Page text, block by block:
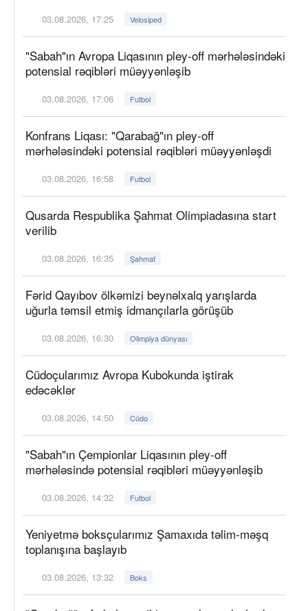
03.08.2026, 17:25 Velosiped
"Sabah"ın Avropa Liqasının pley-off mərhələsindəki
potensial rəqibləri müəyyənləşib
03.08.2026, 17:06 Futbol
Konfrans Liqası: "Qarabağ"ın pley-off
mərhələsindəki potensial rəqibləri müəyyənləşdi
03.08.2026, 16:58 Futbol
Qusarda Respublika Şahmat Olimpiadasına start
verilib
03.08.2026, 16:35 Şahmat
Fərid Qayıbov ölkəmizi beynəlxalq yarışlarda
uğurla təmsil etmiş idmançılarla görüşüb
03.08.2026, 16:30 Olimpiya dünyası
Cüdoçularımız Avropa Kubokunda iştirak
edəcəklər
03.08.2026, 14:50 Cüdo
"Sabah"ın Çempionlar Liqasının pley-off
mərhələsində potensial rəqibləri müəyyənləşib
03.08.2026, 14:32 Futbol
Yeniyetmə boksçularımız Şamaxıda təlim-məşq
toplanışına başlayıb
03.08.2026, 13:32 Boks